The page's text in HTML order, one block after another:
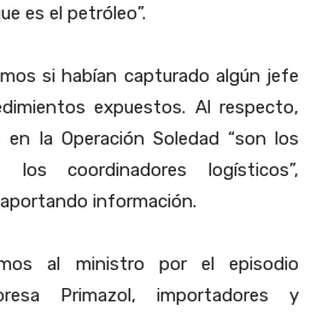
es el petróleo”.
si habían capturado algún jefe
expuestos. Al respecto,
la Operación Soledad “son los
los coordinadores logísticos”,
información.
al ministro por el episodio
Primazol, importadores y